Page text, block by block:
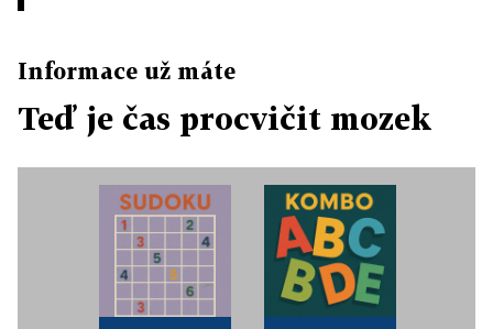
Informace už máte
Teď je čas procvičit mozek